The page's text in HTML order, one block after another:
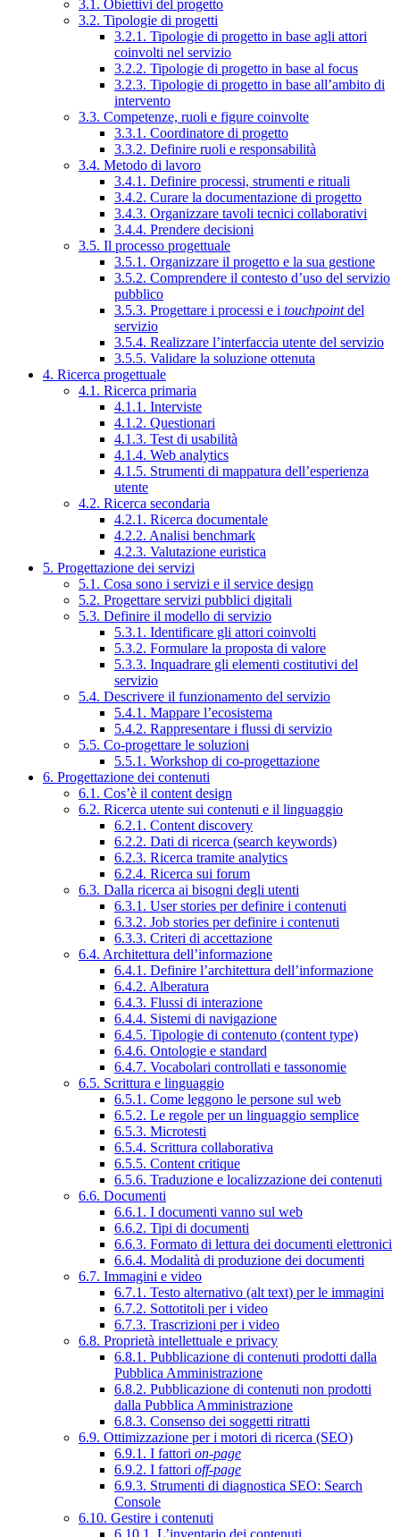
3.1. Obiettivi del progetto
3.2. Tipologie di progetti
3.2.1. Tipologie di progetto in base agli attori
coinvolti nel servizio
3.2.2. Tipologie di progetto in base al focus
3.2.3. Tipologie di progetto in base all’ambito di
intervento
3.3. Competenze, ruoli e figure coinvolte
3.3.1. Coordinatore di progetto
3.3.2. Definire ruoli e responsabilità
3.4. Metodo di lavoro
3.4.1. Definire processi, strumenti e rituali
3.4.2. Curare la documentazione di progetto
3.4.3. Organizzare tavoli tecnici collaborativi
3.4.4. Prendere decisioni
3.5. Il processo progettuale
3.5.1. Organizzare il progetto e la sua gestione
3.5.2. Comprendere il contesto d’uso del servizio
pubblico
3.5.3. Progettare i processi e i touchpointdel
servizio
3.5.4. Realizzare l’interfaccia utente del servizio
3.5.5. Validare la soluzione ottenuta
4. Ricerca progettuale
4.1. Ricerca primaria
4.1.1. Interviste
4.1.2. Questionari
4.1.3. Test di usabilità
4.1.4. Web analytics
4.1.5. Strumenti di mappatura dell’esperienza
utente
4.2. Ricerca secondaria
4.2.1. Ricerca documentale
4.2.2. Analisi benchmark
4.2.3. Valutazione euristica
5. Progettazione dei servizi
5.1. Cosa sono i servizi e il service design
5.2. Progettare servizi pubblici digitali
5.3. Definire il modello di servizio
5.3.1. Identificare gli attori coinvolti
5.3.2. Formulare la proposta di valore
5.3.3. Inquadrare gli elementi costitutivi del
servizio
5.4. Descrivere il funzionamento del servizio
5.4.1. Mappare l’ecosistema
5.4.2. Rappresentare i flussi di servizio
5.5. Co-progettare le soluzioni
5.5.1. Workshop di co-progettazione
6. Progettazione dei contenuti
6.1. Cos’è il content design
6.2. Ricerca utente sui contenuti e il linguaggio
6.2.1. Content discovery
6.2.2. Dati di ricerca (search keywords)
6.2.3. Ricerca tramite analytics
6.2.4. Ricerca sui forum
6.3. Dalla ricerca ai bisogni degli utenti
6.3.1. User stories per definire i contenuti
6.3.2. Job stories per definire i contenuti
6.3.3. Criteri di accettazione
6.4. Architettura dell’informazione
6.4.1. Definire l’architettura dell’informazione
6.4.2. Alberatura
6.4.3. Flussi di interazione
6.4.4. Sistemi di navigazione
6.4.5. Tipologie di contenuto (content type)
6.4.6. Ontologie e standard
6.4.7. Vocabolari controllati e tassonomie
6.5. Scrittura e linguaggio
6.5.1. Come leggono le persone sul web
6.5.2. Le regole per un linguaggio semplice
6.5.3. Microtesti
6.5.4. Scrittura collaborativa
6.5.5. Content critique
6.5.6. Traduzione e localizzazione dei contenuti
6.6. Documenti
6.6.1. I documenti vanno sul web
6.6.2. Tipi di documenti
6.6.3. Formato di lettura dei documenti elettronici
6.6.4. Modalità di produzione dei documenti
6.7. Immagini e video
6.7.1. Testo alternativo (alt text) per le immagini
6.7.2. Sottotitoli per i video
6.7.3. Trascrizioni per i video
6.8. Proprietà intellettuale e privacy
6.8.1. Pubblicazione di contenuti prodotti dalla
Pubblica Amministrazione
6.8.2. Pubblicazione di contenuti non prodotti
dalla Pubblica Amministrazione
6.8.3. Consenso dei soggetti ritratti
6.9. Ottimizzazione per i motori di ricerca (SEO)
6.9.1. I fattori on-page
6.9.2. I fattori off-page
6.9.3. Strumenti di diagnostica SEO: Search
Console
6.10. Gestire i contenuti
6.10.1. L’inventario dei contenuti